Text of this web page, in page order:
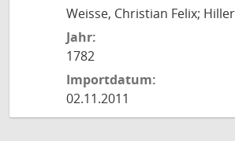
Weisse, Christian Felix;
Jahr:
1782
Importdatum:
02.11.2011